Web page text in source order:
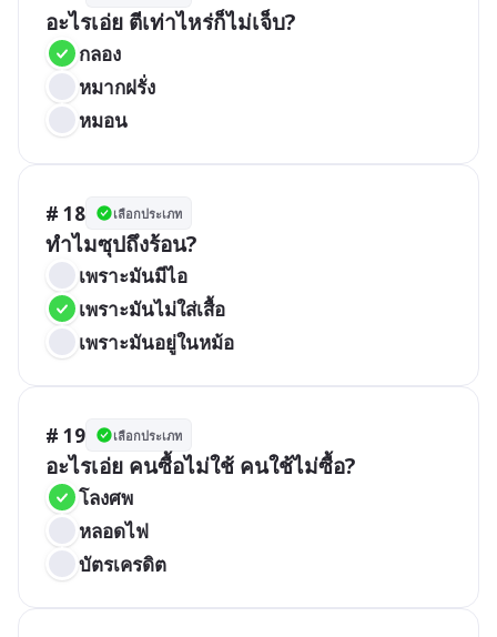
อะไรเอ่ย ตีเท่าไหร่ก็ไม่เจ็บ?
กลอง
หมากฝรั่ง
หมอน
# 18 เลือกประเภท
ทำไมซุปถึงร้อน?
เพราะมันมีไอ
เพราะมันไม่ใส่เสื้อ
เพราะมันอยู่ในหม้อ
# 19 เลือกประเภท
อะไรเอ่ย คนซื้อไม่ใช้ คนใช้ไม่ซื้อ?
โลงศพ
หลอดไฟ
บัตรเครดิต